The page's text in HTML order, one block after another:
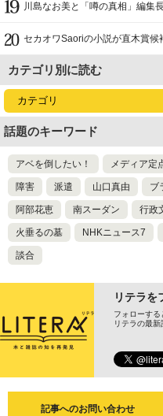
川島なお美と「噂の真相」編集
セカオワSaoriの小説が直木賞候
カテゴリ別に読む
話題のキーワード
アベを倒したい！ メディア定
障害 派遣 山口真由 ブ
阿部花恵 南スーダン 行政
火垂るの墓 NHKニュース7
談合
リテラを
フォローす
リテラの最新
記事へのお問い合わせ